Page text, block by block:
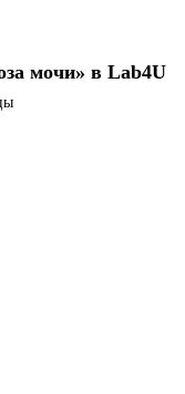
мочи» в Lab4U